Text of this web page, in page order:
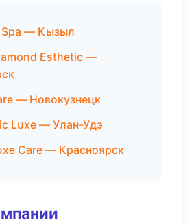
Spa — Кызыл
Esthetic —
— Новокузнецк
Luxe — Улан-Удэ
Care — Красноярск